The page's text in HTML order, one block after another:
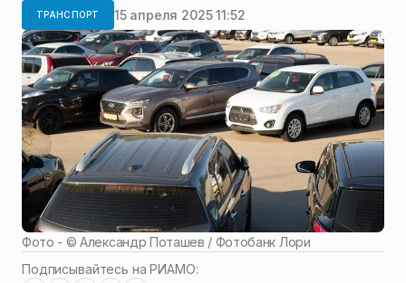
ТРАНСПОРТ 15 апреля 2025 11:52
Фото - ©Александр Поташев / Фотобанк Лори
Подписывайтесь на РИАМО: